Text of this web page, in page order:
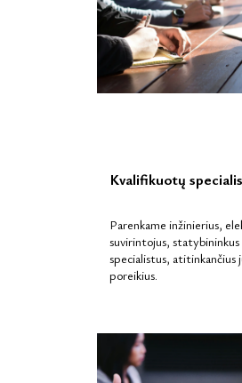
Kvalifikuotų
Parenkame inžinierius,
suvirintojus,
specialistus, atitinkančius
poreikius.